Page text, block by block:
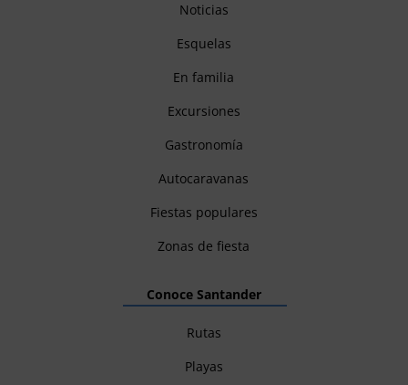
Noticias
Esquelas
En familia
Excursiones
Gastronomía
Autocaravanas
Fiestas populares
Zonas de fiesta
Conoce Santander
Rutas
Playas